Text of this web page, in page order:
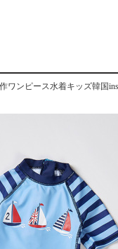
ワンピース水着キッズ韓国